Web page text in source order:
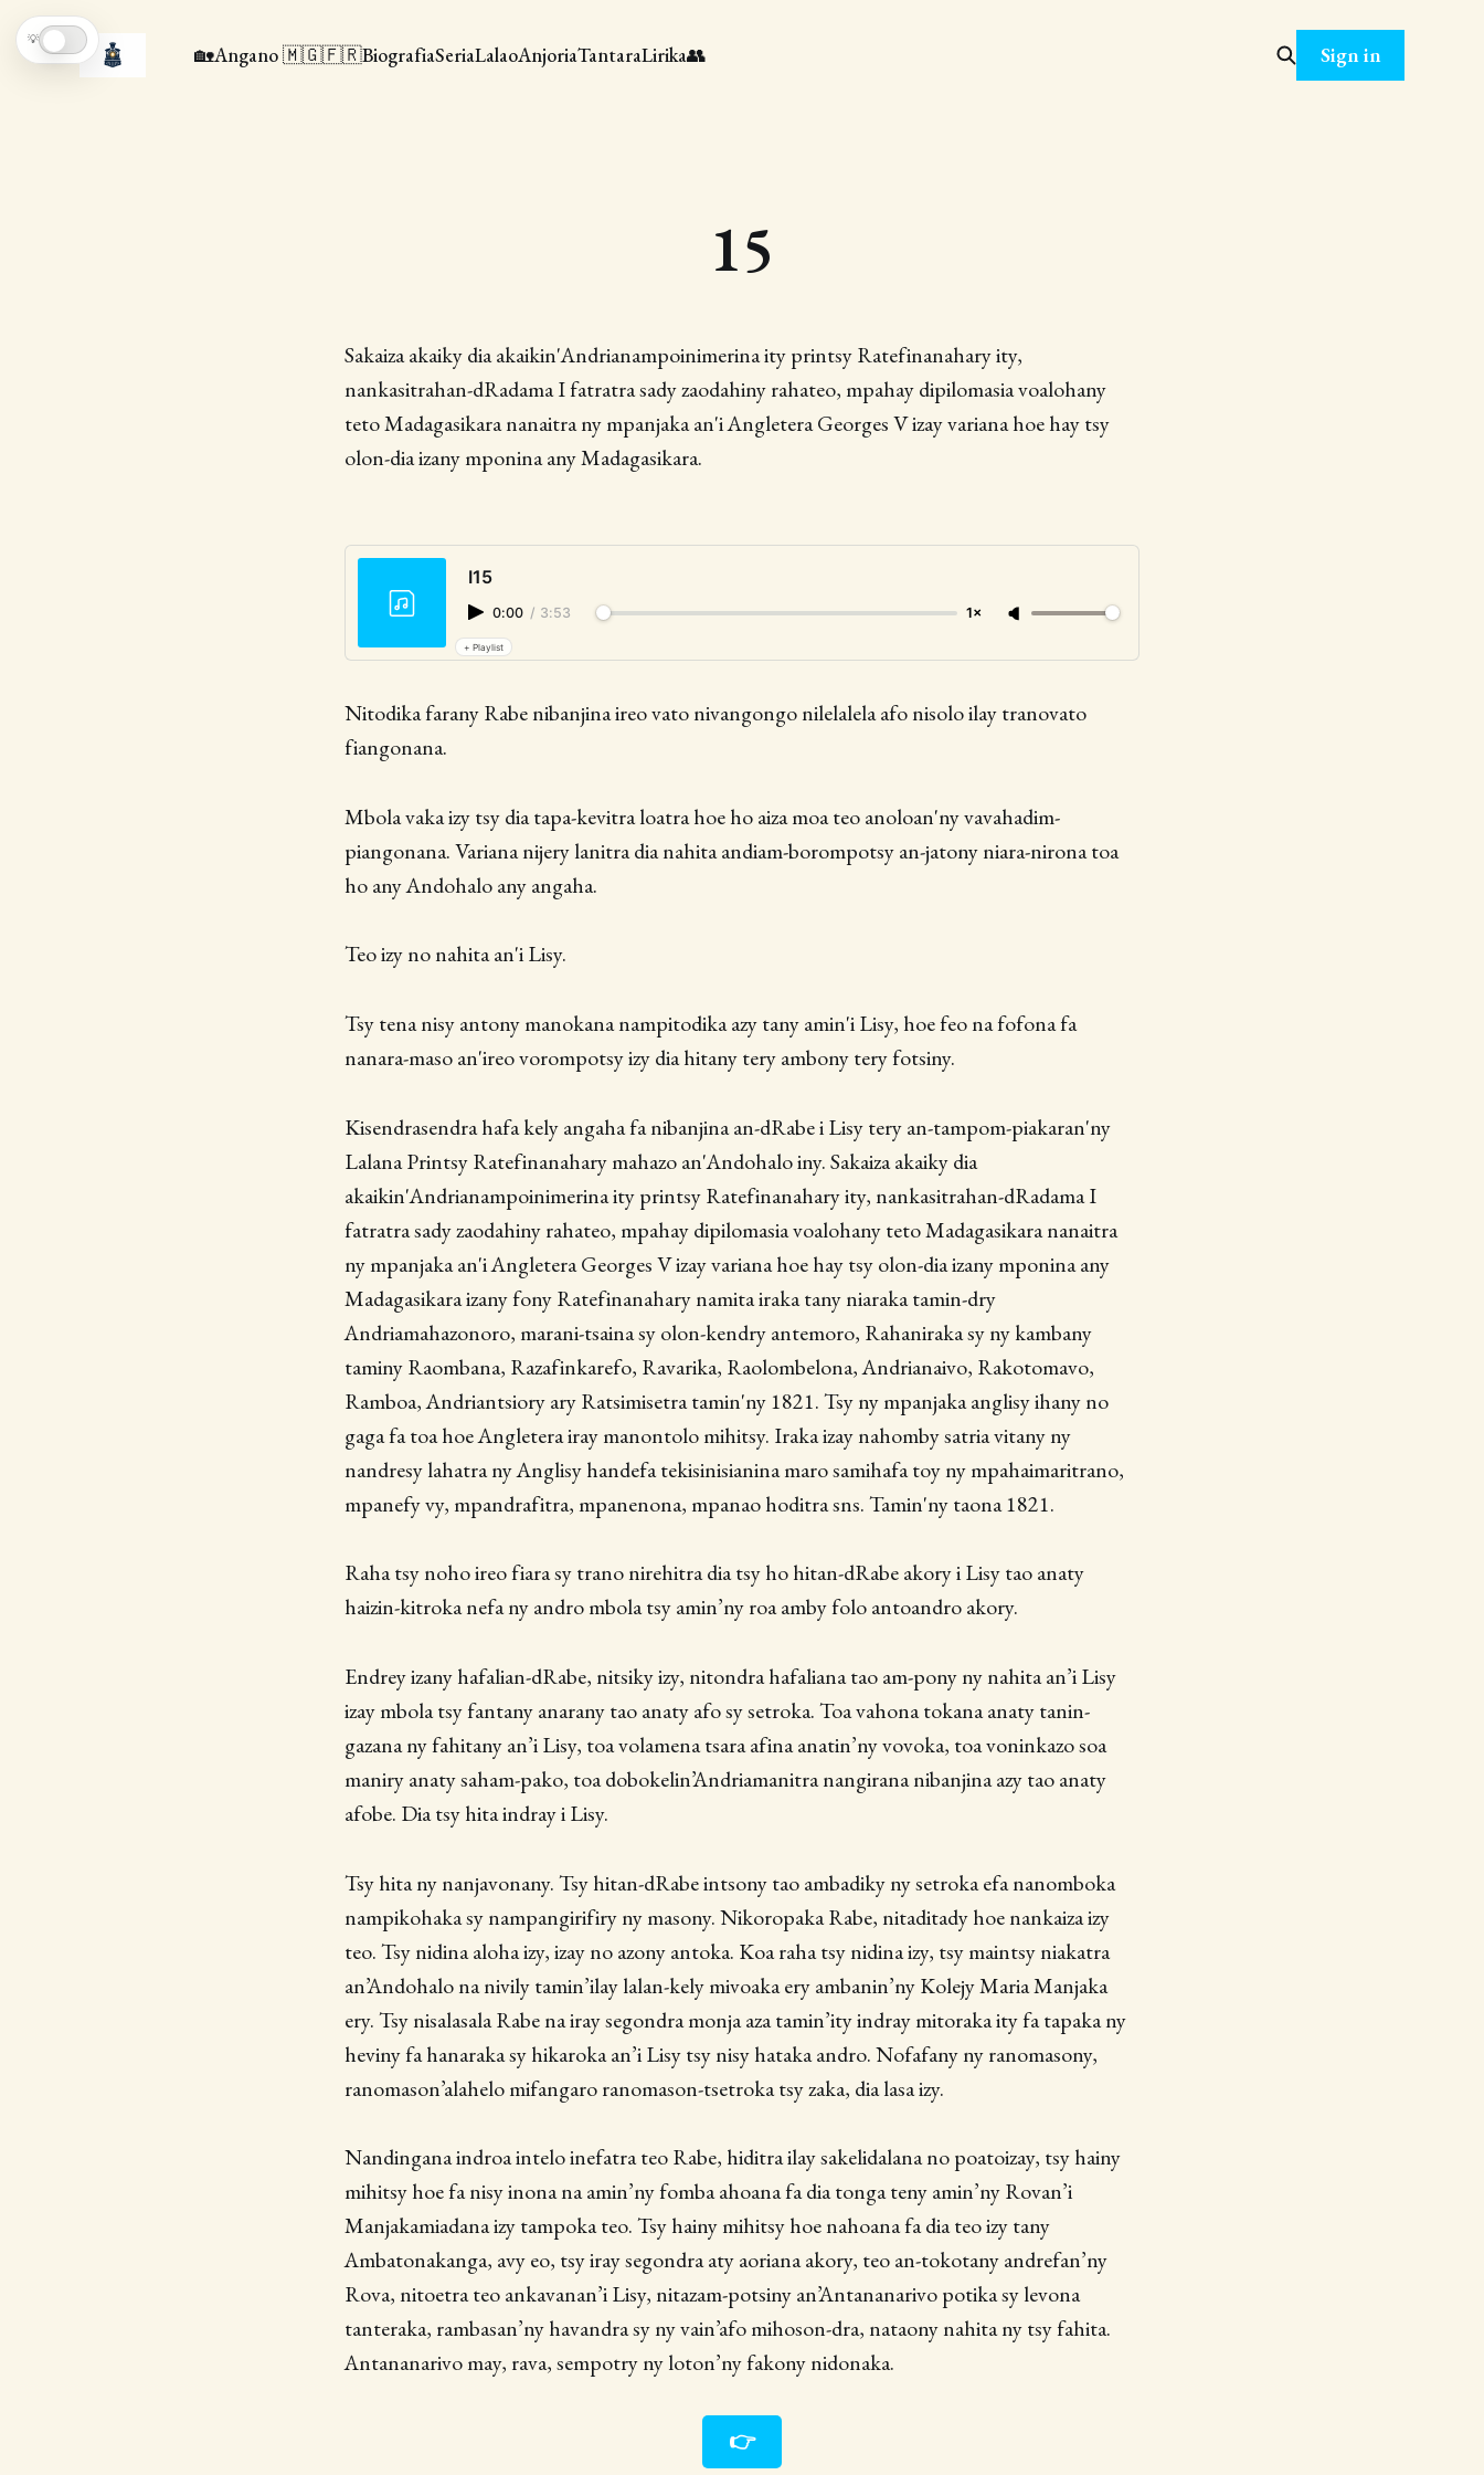
🏡Angano 🇲🇬🇫🇷BiografiaSeriaLalaoAnjoriaTantaraLirika👥 Sign in
15
Sakaiza akaiky dia akaikin'Andrianampoinimerina ity printsy Ratefinanahary ity,
nankasitrahan-dRadama I fatratra sady zaodahiny rahateo, mpahay dipilomasia voalohany
teto Madagasikara nanaitra ny mpanjaka an'i Angletera Georges V izay variana hoe hay tsy
olon-dia izany mponina any Madagasikara.
I15
0:00 / 3:53 1×
+ Playlist
Nitodika farany Rabe nibanjina ireo vato nivangongo nilelalela afo nisolo ilay tranovato
fiangonana.
Mbola vaka izy tsy dia tapa-kevitra loatra hoe ho aiza moa teo anoloan'ny vavahadim-
piangonana. Variana nijery lanitra dia nahita andiam-borompotsy an-jatony niara-nirona toa
ho any Andohalo any angaha.
Teo izy no nahita an'i Lisy.
Tsy tena nisy antony manokana nampitodika azy tany amin'i Lisy, hoe feo na fofona fa
nanara-maso an'ireo vorompotsy izy dia hitany tery ambony tery fotsiny.
Kisendrasendra hafa kely angaha fa nibanjina an-dRabe i Lisy tery an-tampom-piakaran'ny
Lalana Printsy Ratefinanahary mahazo an'Andohalo iny. Sakaiza akaiky dia
akaikin'Andrianampoinimerina ity printsy Ratefinanahary ity, nankasitrahan-dRadama I
fatratra sady zaodahiny rahateo, mpahay dipilomasia voalohany teto Madagasikara nanaitra
ny mpanjaka an'i Angletera Georges V izay variana hoe hay tsy olon-dia izany mponina any
Madagasikara izany fony Ratefinanahary namita iraka tany niaraka tamin-dry
Andriamahazonoro, marani-tsaina sy olon-kendry antemoro, Rahaniraka sy ny kambany
taminy Raombana, Razafinkarefo, Ravarika, Raolombelona, Andrianaivo, Rakotomavo,
Ramboa, Andriantsiory ary Ratsimisetra tamin'ny 1821. Tsy ny mpanjaka anglisy ihany no
gaga fa toa hoe Angletera iray manontolo mihitsy. Iraka izay nahomby satria vitany ny
nandresy lahatra ny Anglisy handefa tekisinisianina maro samihafa toy ny mpahaimaritrano,
mpanefy vy, mpandrafitra, mpanenona, mpanao hoditra sns. Tamin'ny taona 1821.
Raha tsy noho ireo fiara sy trano nirehitra dia tsy ho hitan-dRabe akory i Lisy tao anaty
haizin-kitroka nefa ny andro mbola tsy amin’ny roa amby folo antoandro akory.
Endrey izany hafalian-dRabe, nitsiky izy, nitondra hafaliana tao am-pony ny nahita an’i Lisy
izay mbola tsy fantany anarany tao anaty afo sy setroka. Toa vahona tokana anaty tanin-
gazana ny fahitany an’i Lisy, toa volamena tsara afina anatin’ny vovoka, toa voninkazo soa
maniry anaty saham-pako, toa dobokelin’Andriamanitra nangirana nibanjina azy tao anaty
afobe. Dia tsy hita indray i Lisy.
Tsy hita ny nanjavonany. Tsy hitan-dRabe intsony tao ambadiky ny setroka efa nanomboka
nampikohaka sy nampangirifiry ny masony. Nikoropaka Rabe, nitaditady hoe nankaiza izy
teo. Tsy nidina aloha izy, izay no azony antoka. Koa raha tsy nidina izy, tsy maintsy niakatra
an’Andohalo na nivily tamin’ilay lalan-kely mivoaka ery ambanin’ny Kolejy Maria Manjaka
ery. Tsy nisalasala Rabe na iray segondra monja aza tamin’ity indray mitoraka ity fa tapaka ny
heviny fa hanaraka sy hikaroka an’i Lisy tsy nisy hataka andro. Nofafany ny ranomasony,
ranomason’alahelo mifangaro ranomason-tsetroka tsy zaka, dia lasa izy.
Nandingana indroa intelo inefatra teo Rabe, hiditra ilay sakelidalana no poatoizay, tsy hainy
mihitsy hoe fa nisy inona na amin’ny fomba ahoana fa dia tonga teny amin’ny Rovan’i
Manjakamiadana izy tampoka teo. Tsy hainy mihitsy hoe nahoana fa dia teo izy tany
Ambatonakanga, avy eo, tsy iray segondra aty aoriana akory, teo an-tokotany andrefan’ny
Rova, nitoetra teo ankavanan’i Lisy, nitazam-potsiny an’Antananarivo potika sy levona
tanteraka, rambasan’ny havandra sy ny vain’afo mihoson-dra, nataony nahita ny tsy fahita.
Antananarivo may, rava, sempotry ny loton’ny fakony nidonaka.
👉
💡